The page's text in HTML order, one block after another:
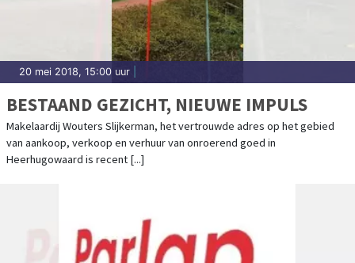
20 mei 2018, 15:00 uur
BESTAAND GEZICHT, NIEUWE IMPULS
Makelaardij Wouters Slijkerman, het vertrouwde adres op het gebied
van aankoop, verkoop en verhuur van onroerend goed in
Heerhugowaard is recent [...]